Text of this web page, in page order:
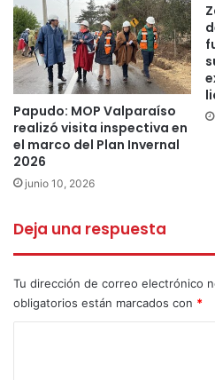
Al mismo tiempo, el
informó que se está realizando
Papudo: MOP Valparaíso
realizó visita inspectiva en
el marco del Plan Invernal
2026
junio 10, 2026
Deja una respuesta
Tu dirección de correo electrónico
obligatorios están marcados con *